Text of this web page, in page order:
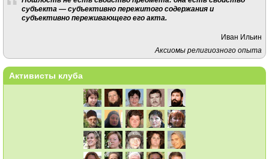
субъекта — субъективно пережитого содержания и
субъективно переживающего его акта.
Иван Ильин
Аксиомы религиозного опыта
Активисты клуба